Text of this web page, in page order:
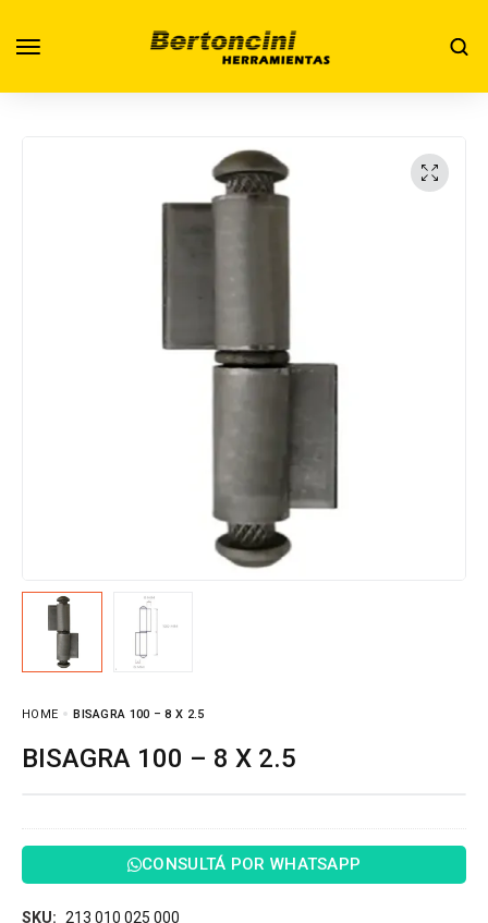
HOME BISAGRA 100 – 8 X 2.5
BISAGRA 100 – 8 X 2.5
CONSULTÁ POR WHATSAPP
SKU: 213 010 025 000